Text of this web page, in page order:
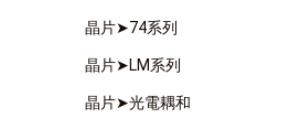
晶片➤74系列
晶片➤LM系列
晶片➤光電耦和